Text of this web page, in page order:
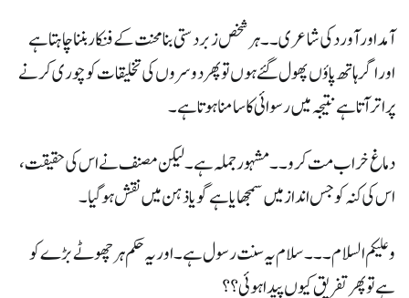
آمد اور آورد کی شاعری ۔۔ ہر شخص زبردستی بنا محنت کے فنکار بننا چاہتا ہے
اور اگر ہاتھ پاؤں پھول گئے ہوں تو پھر دوسروں کی تخلیقات کو چوری کرنے
پر اتر آتاہے نتیجہ میں رسوائی کا سامنا ہوتا ہے ۔
دماغ خراب مت کرو ۔۔ مشہور جملہ ہے ۔ لیکن مصنف نے اس کی حقیقت ،
اس کی کنہ کو جس انداز میں سمجھایا ہے گویا ذہن میں نقش ہوگیا ۔
وعلیکم السلام ۔۔۔ سلام یہ سنت رسول ہے ۔ اور یہ حکم ہر چھوٹے بڑے کو
ہے تو پھر تفریق کیوں پیدا ہوئی ؟؟